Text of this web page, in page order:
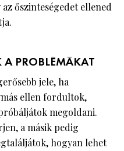
őszinteségedet ellened
A PROBLÉMÁKAT
jele, ha
ellen fordultok,
megoldani.
a másik pedig
hogyan lehet